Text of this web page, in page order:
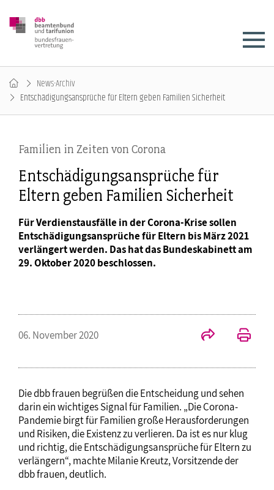
News-Archiv
Entschädigungsansprüche für Eltern geben Familien Sicherheit
Familien in Zeiten von Corona
Entschädigungsansprüche für
Eltern geben Familien Sicherheit
Für Verdienstausfälle in der Corona-Krise sollen
Entschädigungsansprüche für Eltern bis März 2021
verlängert werden. Das hat das Bundeskabinett am
29. Oktober 2020 beschlossen.
06. November 2020
Die dbb frauen begrüßen die Entscheidung und sehen
darin ein wichtiges Signal für Familien. „Die Corona-
Pandemie birgt für Familien große Herausforderungen
und Risiken, die Existenz zu verlieren. Da ist es nur klug
und richtig, die Entschädigungsansprüche für Eltern zu
verlängern“, machte Milanie Kreutz, Vorsitzende der
dbb frauen, deutlich.